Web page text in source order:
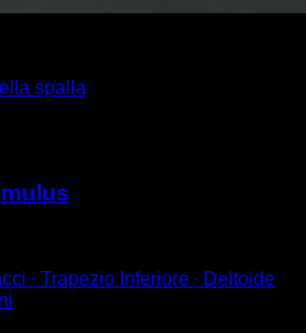
spalla
∙ Trapezio Inferiore ∙ Deltoide